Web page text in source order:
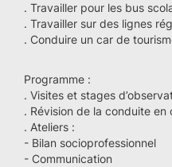
. Travailler pour les bus
. Travailler sur des lignes
. Conduire un car de
Programme :
. Visites et stages
. Révision de la conduite en
. Ateliers :
- Bilan socioprofessionnel
- Communication